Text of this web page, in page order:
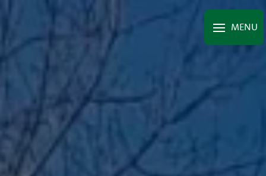
MENU
Panneau de gestion des cookies